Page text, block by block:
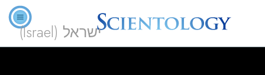
ישראל (Israel)